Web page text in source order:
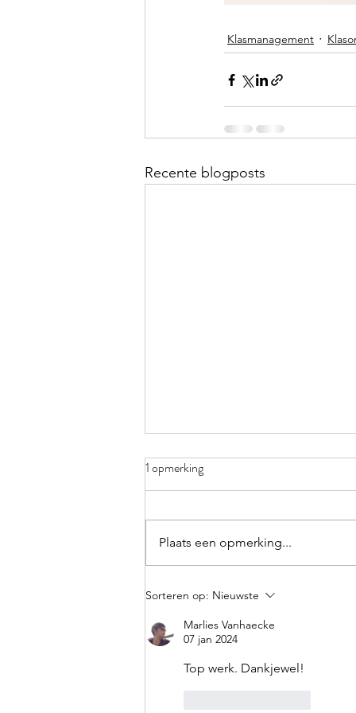
Klasmanagement
Recente blogposts
Spel: zoektocht in de klas
1 opmerking
Plaats een opmerking...
Sorteren op: Nieuwste
Marlies Vanhaecke
07 jan 2024
Top werk. Dankjewel!